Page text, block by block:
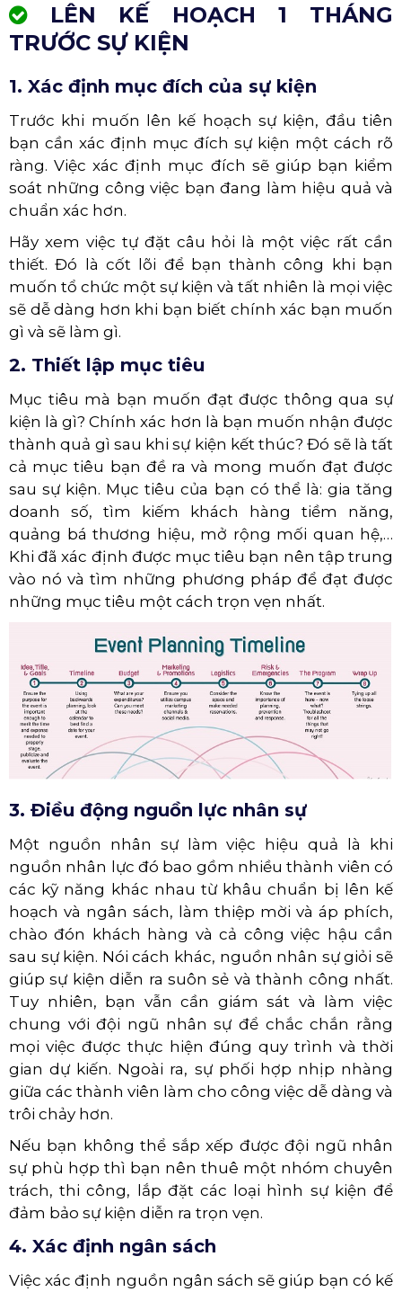
LÊN KẾ HOẠCH 1 THÁNG
TRƯỚC SỰ KIỆN
1. Xác định mục đích của sự kiện
Trước khi muốn lên kế hoạch sự kiện, đầu tiên
bạn cần xác định mục đích sự kiện một cách rõ
ràng. Việc xác định mục đích sẽ giúp bạn kiểm
soát những công việc bạn đang làm hiệu quả và
chuẩn xác hơn.
Hãy xem việc tự đặt câu hỏi là một việc rất cần
thiết. Đó là cốt lõi để bạn thành công khi bạn
muốn tổ chức một sự kiện và tất nhiên là mọi việc
sẽ dễ dàng hơn khi bạn biết chính xác bạn muốn
gì và sẽ làm gì.
2. Thiết lập mục tiêu
Mục tiêu mà bạn muốn đạt được thông qua sự
kiện là gì? Chính xác hơn là bạn muốn nhận được
thành quả gì sau khi sự kiện kết thúc? Đó sẽ là tất
cả mục tiêu bạn đề ra và mong muốn đạt được
sau sự kiện. Mục tiêu của bạn có thể là: gia tăng
doanh số, tìm kiếm khách hàng tiềm năng,
quảng bá thương hiệu, mở rộng mối quan hệ,…
Khi đã xác định được mục tiêu bạn nên tập trung
vào nó và tìm những phương pháp để đạt được
những mục tiêu một cách trọn vẹn nhất.
3. Điều động nguồn lực nhân sự
Một nguồn nhân sự làm việc hiệu quả là khi
nguồn nhân lực đó bao gồm nhiều thành viên có
các kỹ năng khác nhau từ khâu chuẩn bị lên kế
hoạch và ngân sách, làm thiệp mời và áp phích,
chào đón khách hàng và cả công việc hậu cần
sau sự kiện. Nói cách khác, nguồn nhân sự giỏi sẽ
giúp sự kiện diễn ra suôn sẻ và thành công nhất.
Tuy nhiên, bạn vẫn cần giám sát và làm việc
chung với đội ngũ nhân sự để chắc chắn rằng
mọi việc được thực hiện đúng quy trình và thời
gian dự kiến. Ngoài ra, sự phối hợp nhịp nhàng
giữa các thành viên làm cho công việc dễ dàng và
trôi chảy hơn.
Nếu bạn không thể sắp xếp được đội ngũ nhân
sự phù hợp thì bạn nên thuê một nhóm chuyên
trách, thi công, lắp đặt các loại hình sự kiện để
đảm bảo sự kiện diễn ra trọn vẹn.
4. Xác định ngân sách
Việc xác định nguồn ngân sách sẽ giúp bạn có kế